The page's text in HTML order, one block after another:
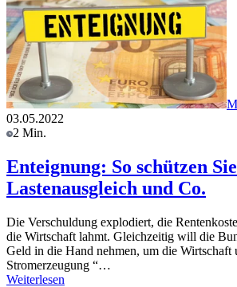
03.05.2022
2 Min.
Enteignung: So schützen
Lastenausgleich und Co.
Die Verschuldung explodiert, die
die Wirtschaft lahmt. Gleichzeitig will die
Geld in die Hand nehmen, um die Wirtschaft
Stromerzeugung “…
Weiterlesen